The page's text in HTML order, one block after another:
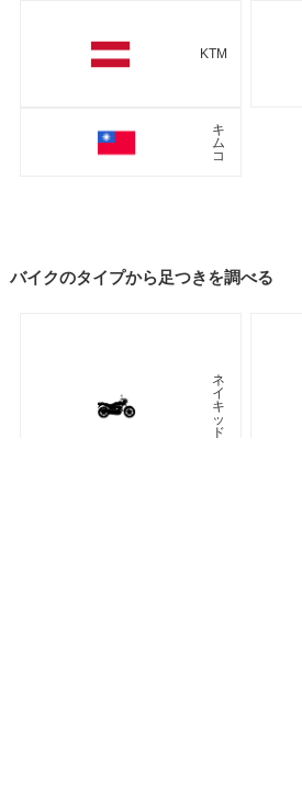
KTM
キ
ム
コ
バイクのタイプから足つきを調べる
ネ
イ
キ
ッ
ド